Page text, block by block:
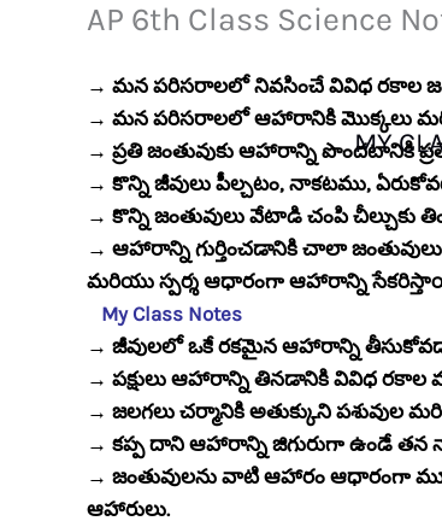
MY
AP 6th Class Science
→ మన పరిసరాలలో నివసించే వివిధ రకాల
→ మన పరిసరాలలో ఆహారానికి మొక్కలు
→ ప్రతి జంతువుకు ఆహారాన్ని పొందటానికి
→ కొన్ని జీవులు పీల్చటం, నాకటము,
→ కొన్ని జంతువులు వేటాడి చంపి చీల్చుకు
→ ఆహారాన్ని గుర్తించడానికి చాలా
మరియు స్పర్శ ఆధారంగా ఆహారాన్ని
My Class Notes
→ జీవులలో ఒకే రకమైన ఆహారాన్ని
→ పక్షులు ఆహారాన్ని తినడానికి వివిధ రకాల
→ జలగలు చర్మానికి అతుక్కుని పశువుల
→ కప్ప దాని ఆహారాన్ని జిగురుగా ఉండే తన
→ జంతువులను వాటి ఆహారం ఆధారంగా
ఆహారులు.